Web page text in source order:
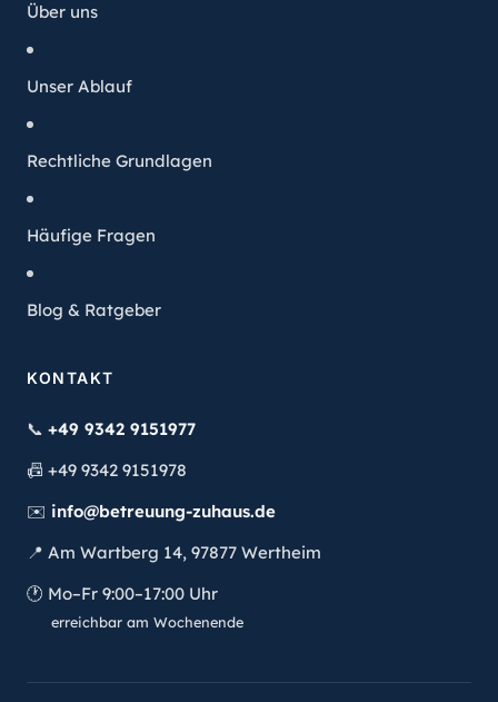
Über uns
Unser Ablauf
Rechtliche Grundlagen
Häufige Fragen
Blog & Ratgeber
KONTAKT
📞 +49 9342 9151977
📠 +49 9342 9151978
✉️ info@betreuung-zuhaus.de
📍 Am Wartberg 14, 97877 Wertheim
🕐 Mo–Fr 9:00–17:00 Uhr
erreichbar am Wochenende